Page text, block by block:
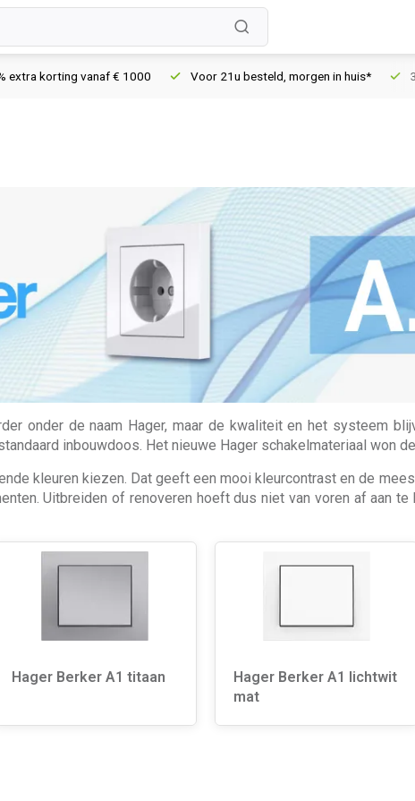
vanaf € 1000 Voor 21u besteld, morgen in huis* 30 dagen
onder de naam Hager, maar de kwaliteit en het systeem
inbouwdoos. Het nieuwe Hager schakelmateriaal won
kleuren kiezen. Dat geeft een mooi kleurcontrast en de
Uitbreiden of renoveren hoeft dus niet van voren af aan
Hager Berker A1 titaan
Hager Berker A1 lichtwit
mat